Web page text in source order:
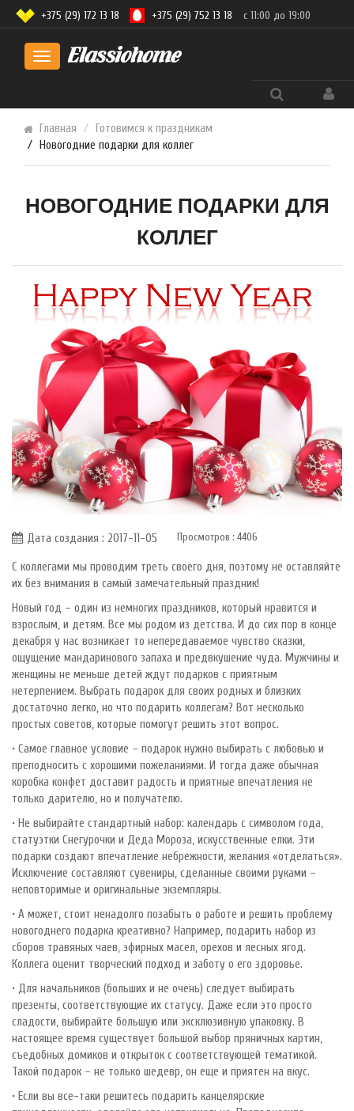
Toggle
+375 (29) 172 13 18 +375 (29) 752 13 18 с 11:00 до 19:00
Главная
Готовимся к праздникам
Новогодние подарки для коллег
НОВОГОДНИЕ ПОДАРКИ ДЛЯ
КОЛЛЕГ
Дата создания : 2017-11-05 Просмотров : 4406
С коллегами мы проводим треть своего дня, поэтому не оставляйте
их без внимания в самый замечательный праздник!
Новый год – один из немногих праздников, который нравится и
взрослым, и детям. Все мы родом из детства. И до сих пор в конце
декабря у нас возникает то непередаваемое чувство сказки,
ощущение мандаринового запаха и предвкушение чуда. Мужчины и
женщины не меньше детей ждут подарков с приятным
нетерпением. Выбрать подарок для своих родных и близких
достаточно легко, но что подарить коллегам? Вот несколько
простых советов, которые помогут решить этот вопрос.
• Самое главное условие – подарок нужно выбирать с любовью и
преподносить с хорошими пожеланиями. И тогда даже обычная
коробка конфет доставит радость и приятные впечатления не
только дарителю, но и получателю.
• Не выбирайте стандартный набор: календарь с символом года,
статуэтки Снегурочки и Деда Мороза, искусственные елки. Эти
подарки создают впечатление небрежности, желания «отделаться».
Исключение составляют сувениры, сделанные своими руками –
неповторимые и оригинальные экземпляры.
• А может, стоит ненадолго позабыть о работе и решить проблему
новогоднего подарка креативно? Например, подарить набор из
сборов травяных чаев, эфирных масел, орехов и лесных ягод.
Коллега оценит творческий подход и заботу о его здоровье.
• Для начальников (больших и не очень) следует выбирать
презенты, соответствующие их статусу. Даже если это просто
сладости, выбирайте большую или эксклюзивную упаковку. В
настоящее время существует большой выбор пряничных картин,
съедобных домиков и открыток с соответствующей тематикой.
Такой подарок – не только шедевр, он еще и приятен на вкус.
• Если вы все-таки решитесь подарить канцелярские